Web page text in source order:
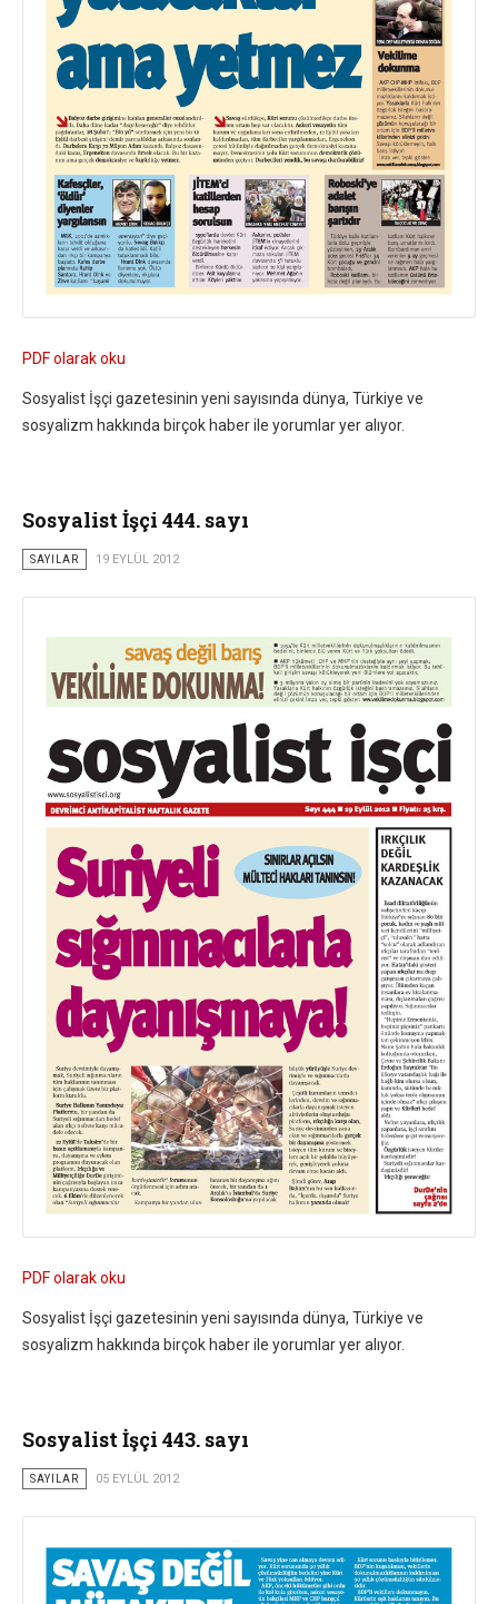
PDF olarak oku
Sosyalist İşçi gazetesinin yeni sayısında dünya, Türkiye ve
sosyalizm hakkında birçok haber ile yorumlar yer alıyor.
Sosyalist İşçi 444. sayı
SAYILAR 19 EYLÜL 2012
PDF olarak oku
Sosyalist İşçi gazetesinin yeni sayısında dünya, Türkiye ve
sosyalizm hakkında birçok haber ile yorumlar yer alıyor.
Sosyalist İşçi 443. sayı
SAYILAR 05 EYLÜL 2012